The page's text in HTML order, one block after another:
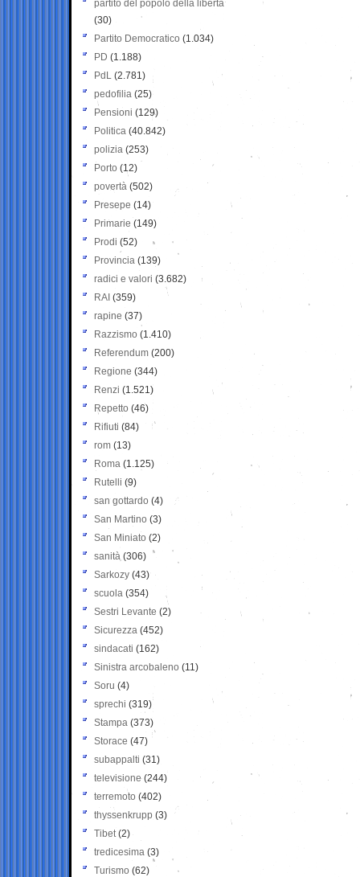
partito del popolo della libertà
(30)
Partito Democratico (1.034)
PD (1.188)
PdL (2.781)
pedofilia (25)
Pensioni (129)
Politica (40.842)
polizia (253)
Porto (12)
povertà (502)
Presepe (14)
Primarie (149)
Prodi (52)
Provincia (139)
radici e valori (3.682)
RAI (359)
rapine (37)
Razzismo (1.410)
Referendum (200)
Regione (344)
Renzi (1.521)
Repetto (46)
Rifiuti (84)
rom (13)
Roma (1.125)
Rutelli (9)
san gottardo (4)
San Martino (3)
San Miniato (2)
sanità (306)
Sarkozy (43)
scuola (354)
Sestri Levante (2)
Sicurezza (452)
sindacati (162)
Sinistra arcobaleno (11)
Soru (4)
sprechi (319)
Stampa (373)
Storace (47)
subappalti (31)
televisione(244)
terremoto (402)
thyssenkrupp (3)
Tibet(2)
tredicesima (3)
Turismo (62)